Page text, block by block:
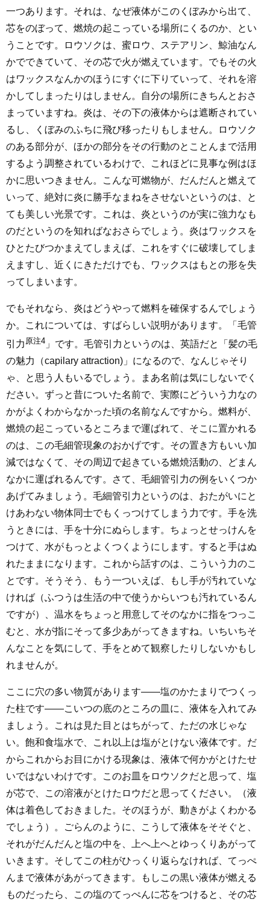
一つあります。それは、なぜ液体がこのくぼみから出て、
芯をのぼって、燃焼の起こっている場所にくるのか、とい
うことです。ロウソクは、蜜ロウ、ステアリン、鯨油なん
かでできていて、その芯で火が燃えています。でもその火
はワックスなんかのほうにすぐに下りていって、それを溶
かしてしまったりはしません。自分の場所にきちんとおさ
まっていますね。炎は、その下の液体からは遮断されてい
るし、くぼみのふちに飛び移ったりもしません。ロウソク
のある部分が、ほかの部分をその行動のとことんまで活用
するよう調整されているわけで、これほどに見事な例はほ
かに思いつきません。こんな可燃物が、だんだんと燃えて
いって、絶対に炎に勝手なまねをさせないというのは、と
ても美しい光景です。これは、炎というのが実に強力なも
のだというのを知ればなおさらでしょう。炎はワックスを
ひとたびつかまえてしまえば、これをすぐに破壊してしま
えますし、近くにきただけでも、ワックスはもとの形を失
ってしまいます。
でもそれなら、炎はどうやって燃料を確保するんでしょう
か。これについては、すばらしい説明があります。「毛管
引力 原注4 」です。毛管引力というのは、英語だと「髪の毛
の魅力（capilary attraction)」になるので、なんじゃそり
ゃ、と思う人もいるでしょう。まあ名前は気にしないでく
ださい。ずっと昔についた名前で、実際にどういう力なの
かがよくわからなかった頃の名前なんですから。燃料が、
燃焼の起こっているところまで運ばれて、そこに置かれる
のは、この毛細管現象のおかげです。その置き方もいい加
減ではなくて、その周辺で起きている燃焼活動の、どまん
なかに運ばれるんです。さて、毛細管引力の例をいくつか
あげてみましょう。毛細管引力というのは、おたがいにと
けあわない物体同士でもくっつけてしまう力です。手を洗
うときには、手を十分にぬらします。ちょっとせっけんを
つけて、水がもっとよくつくようにします。すると手はぬ
れたままになります。これから話すのは、こういう力のこ
とです。そうそう、もう一ついえば、もし手が汚れていな
ければ（ふつうは生活の中で使うからいつも汚れているん
ですが）、温水をちょっと用意してそのなかに指をつっこ
むと、水が指にそって多少あがってきますね。いちいちそ
んなことを気にして、手をとめて観察したりしないかもし
れませんが。
ここに穴の多い物質があります――塩のかたまりでつくっ
た柱です――こいつの底のところの皿に、液体を入れてみ
ましょう。これは見た目とはちがって、ただの水じゃな
い。飽和食塩水で、これ以上は塩がとけない液体です。だ
からこれからお目にかける現象は、液体で何かがとけたせ
いではないわけです。このお皿をロウソクだと思って、塩
が芯で、この溶液がとけたロウだと思ってください。（液
体は着色しておきました。そのほうが、動きがよくわかる
でしょう）。ごらんのように、こうして液体をそそぐと、
それがだんだんと塩の中を、上へ上へとゆっくりあがって
いきます。そしてこの柱がひっくり返らなければ、てっぺ
んまで液体があがってきます。もしこの黒い液体が燃える
ものだったら、この塩のてっぺんに芯をつけると、その芯